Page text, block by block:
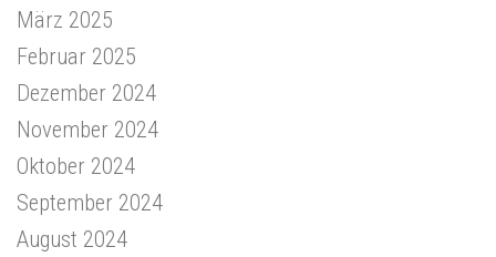
März 2025
Februar 2025
Dezember 2024
November 2024
Oktober 2024
September 2024
August 2024